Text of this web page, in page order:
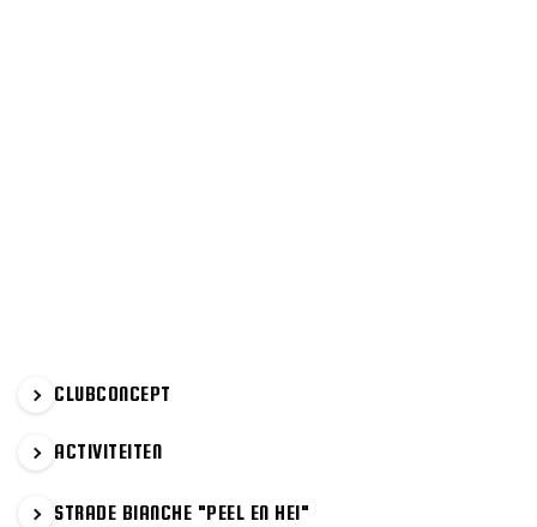
PRIMAIRE
CLUBCONCEPT
ACTIVITEITEN
STRADE BIANCHE "PEEL EN HEI"